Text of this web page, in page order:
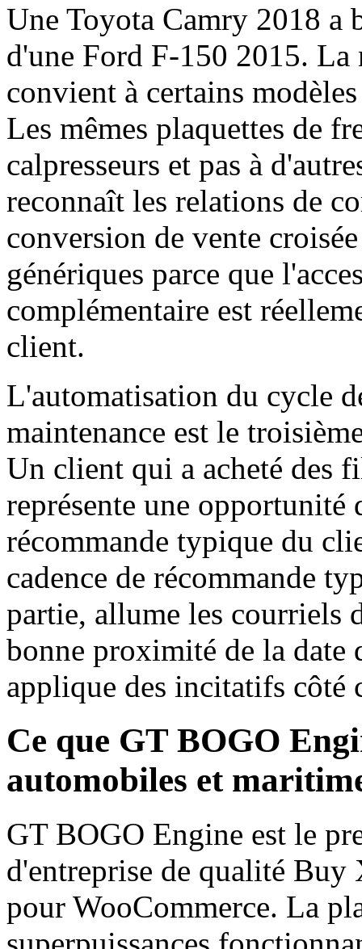
Une Toyota Camry 2018 a
d'une Ford F-150 2015. La
convient à certains
Les mêmes plaquettes de
calpresseurs et pas à
reconnaît les relations de
conversion de vente
génériques parce que
complémentaire est
client.
L'automatisation du cycle
maintenance est le
Un client qui a acheté des
représente une opportunité
récommande typique du
cadence de récommande
partie, allume les courriels
bonne proximité de la date
applique des incitatifs
Ce que GT BOGO
automobiles et
GT BOGO Engine est le
d'entreprise de qualité
pour WooCommerce. La